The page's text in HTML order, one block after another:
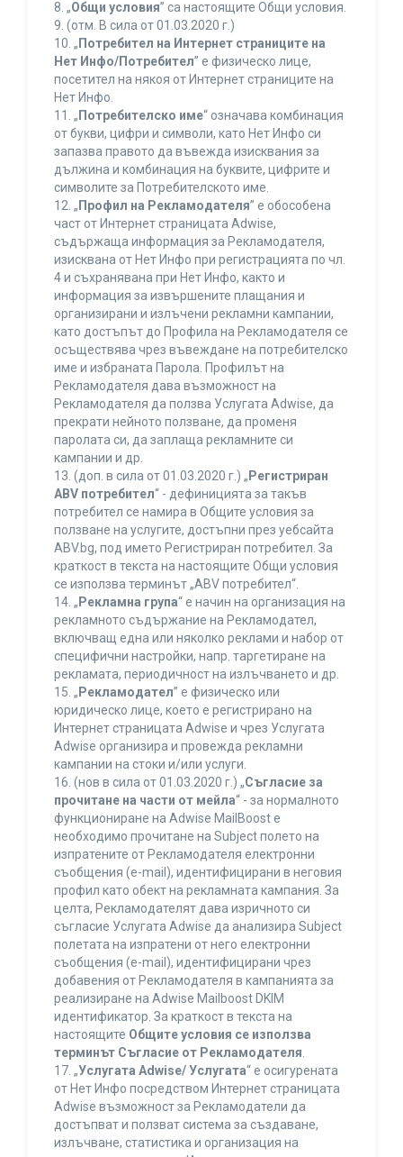
8. „Общи условия” са настоящите Общи условия.
9. (отм. В сила от 01.03.2020 г.)
10. „ Потребител на Интернет страниците на
Нет Инфо/Потребител” е физическо лице,
посетител на някоя от Интернет страниците на
Нет Инфо.
11. „ Потребителско име“ означава комбинация
от букви, цифри и символи, като Нет Инфо си
запазва правото да въвежда изисквания за
дължина и комбинация на буквите, цифрите и
символите за Потребителското име.
12. „ Профил на Рекламодателя” е обособена
част от Интернет страницата Adwise,
съдържаща информация за Рекламодателя,
изисквана от Нет Инфо при регистрацията по чл.
4 и съхранявана при Нет Инфо, както и
информация за извършените плащания и
организирани и излъчени рекламни кампании,
като достъпът до Профила на Рекламодателя се
осъществява чрез въвеждане на потребителско
име и избраната Парола. Профилът на
Рекламодателя дава възможност на
Рекламодателя да ползва Услугата Adwise, да
прекрати нейното ползване, да променя
паролата си, да заплаща рекламните си
кампании и др.
13. (доп. в сила от 01.03.2020 г.) „ Регистриран
ABV потребител“ - дефиницията за такъв
потребител се намира в Общите условия за
ползване на услугите, достъпни през уебсайта
ABV.bg, под името Регистриран потребител. За
краткост в текста на настоящите Общи условия
се използва терминът „ABV потребител“.
14. „ Рекламна група“ е начин на организация на
рекламното съдържание на Рекламодател,
включващ една или няколко реклами и набор от
специфични настройки, напр. таргетиране на
рекламата, периодичност на излъчването и др.
15. „ Рекламодател” е физическо или
юридическо лице, което е регистрирано на
Интернет страницата Adwise и чрез Услугата
Adwise организира и провежда рекламни
кампании на стоки и/или услуги.
16. (нов в сила от 01.03.2020 г.) „Съгласие за
прочитане на части от мейла“ - за нормалното
функциониране на Adwise MailBoost е
необходимо прочитане на Subject полето на
изпратените от Рекламодателя електронни
съобщения (e-mail), идентифицирани в неговия
профил като обект на рекламната кампания. За
целта, Рекламодателят дава изричното си
съгласие Услугата Adwise да анализира Subject
полетата на изпратени от него електронни
съобщения (e-mail), идентифицирани чрез
добавения от Рекламодателя в кампанията за
реализиране на Adwise Mailboost DKIM
идентификатор. За краткост в текста на
настоящите Общите условия се използва
терминът Съгласие от Рекламодателя.
17. „Услугата Adwise/ Услугата“ е осигурената
от Нет Инфо посредством Интернет страницата
Adwise възможност за Рекламодатели да
достъпват и ползват система за създаване,
излъчване, статистика и организация на